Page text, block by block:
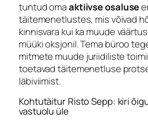
tuntud omaaktiivse osaluse
täitemenetlustes, mis võivad
kinnisvara kui ka muude
müüki oksjonil. Tema büroo
mitmete muude juriidiliste
toetavad täitemenetluse
läbiviimist.
Kohtutäitur Risto Sepp: kiri
vastuolu üle